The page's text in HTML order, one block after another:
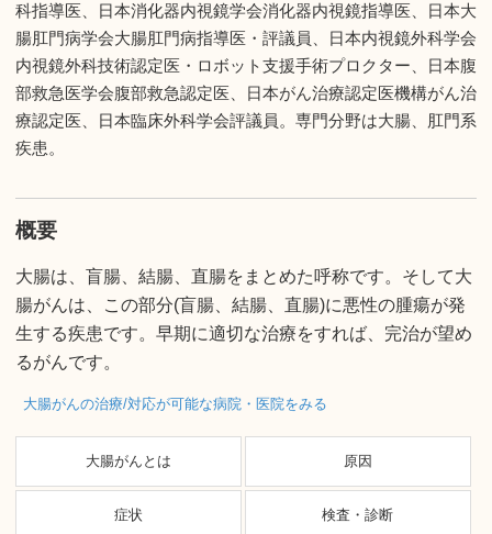
科指導医、日本消化器内視鏡学会消化器内視鏡指導医、日本大
腸肛門病学会大腸肛門病指導医・評議員、日本内視鏡外科学会
内視鏡外科技術認定医・ロボット支援手術プロクター、日本腹
部救急医学会腹部救急認定医、日本がん治療認定医機構がん治
療認定医、日本臨床外科学会評議員。専門分野は大腸、肛門系
疾患。
概要
大腸は、盲腸、結腸、直腸をまとめた呼称です。そして大
腸がんは、この部分(盲腸、結腸、直腸)に悪性の腫瘍が発
生する疾患です。早期に適切な治療をすれば、完治が望め
るがんです。
大腸がんの治療/対応が可能な病院・医院をみる
大腸がんとは 原因
症状 検査・診断